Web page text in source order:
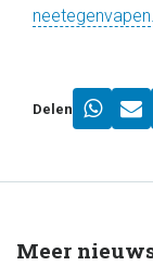
Delen
Meer